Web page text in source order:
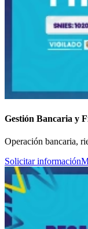
Gestión Bancaria y
Operación bancaria,
Solicitar información